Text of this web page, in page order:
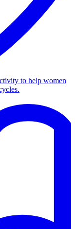
to help women